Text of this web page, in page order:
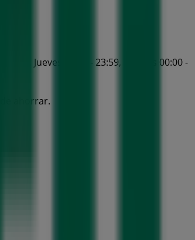
Jueves 00:00 - 23:59, Viernes 00:00 -
ahorrar.